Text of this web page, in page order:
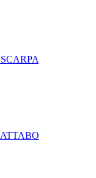
SCARPA
ATTABO